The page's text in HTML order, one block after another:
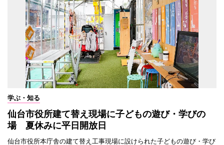
学ぶ・知る
仙台市役所建て替え現場に子どもの遊び・学びの
場 夏休みに平日開放日
仙台市役所本庁舎の建て替え工事現場に設けられた子どもの遊び・学び